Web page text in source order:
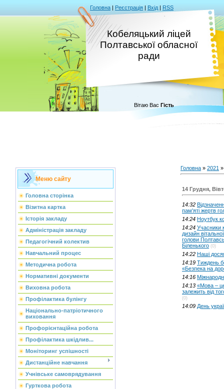
Головна | Реєстрація | Вхід | RSS
Кобеляцький ліцей
Полтавської обласної
ради
Вітаю Вас Гість
Меню сайту
Головна сторінка
Візитна картка
Історія закладу
Адміністрація закладу
Педагогічний колектив
Навчальний процес
Методична робота
Нормативні документи
Виховна робота
Профілактика булінгу
Національно-патріотичного
виховання
Профорієнтаційна робота
Профілактика шкідлив...
Моніторинг успішності
Дистанційне навчання
Учнівське самоврядування
Гурткова робота
Головна » 2021 »
14 Грудня,
14:32
пам'яті жертв
14:24 Ноутбук
14:24 Учасники
дизайн
голови
Біленького (0)
14:22 Наші
14:19 Тиждень
«Безпека на
14:16
14:13 «Мова –
залежить від
(0)
14:09 День